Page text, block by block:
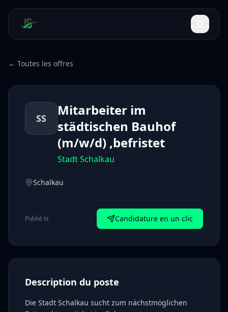
← Toutes les offres
SS
Mitarbeiter im
städtischen Bauhof
(m/w/d) ,befristet
Stadt Schalkau
Schalkau
Publié le Candidature en un clic
Description du poste
Die Stadt Schalkau sucht zum nächstmöglichen